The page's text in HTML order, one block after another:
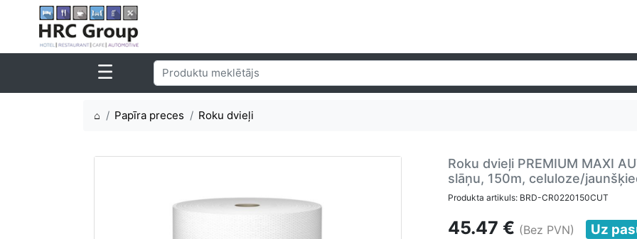
⌂ Papīra preces Roku dvieļi
Roku dvieļi PREMIUM MAXI
slāņu, 150m, celuloze/
Produkta artikuls: BRD-CR0220150CUT
45.47 € (Bez PVN) Uz